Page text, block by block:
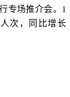
专场推介会。1
次，同比增长